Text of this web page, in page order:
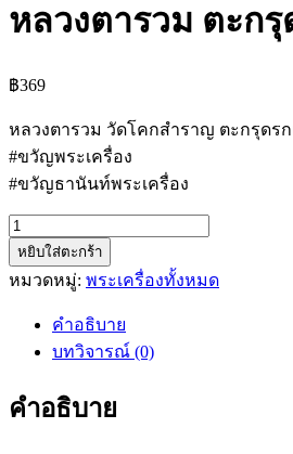
หลวงตารวม ตะก
฿369
หลวงตารวม วัดโคกสำราญ ตะกรุดรก
#ขวัญพระเครื่อง
#ขวัญธานันท์พระเครื่อง
จำนวน
หลวง
ตา
ตะกรุด
(แมว
หยิบใส่ตะกร้า
หมวดหมู่: พระเครื่องทั้งหมด
คำอธิบาย
บทวิจารณ์ (0)
คำอธิบาย